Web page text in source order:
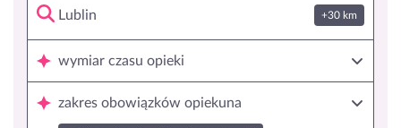
+30 km
wymiar czasu opieki
zakres obowiązków opiekuna